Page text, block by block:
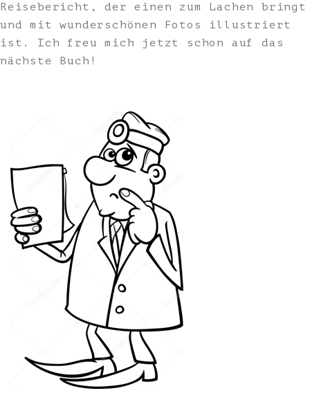
Reisebericht, der einen zum Lachen bringt
und mit wunderschönen Fotos illustriert
ist. Ich freu mich jetzt schon auf das
nächste Buch!